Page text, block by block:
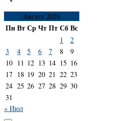
Август 2026
ПнВтСрЧтПтСбВс
1
2
3
4 5 6 7 8
9
10 11 12 13 14 15 16
17 18 19 20 21 22 23
24 25 26 27 28 29 30
31
« Июл